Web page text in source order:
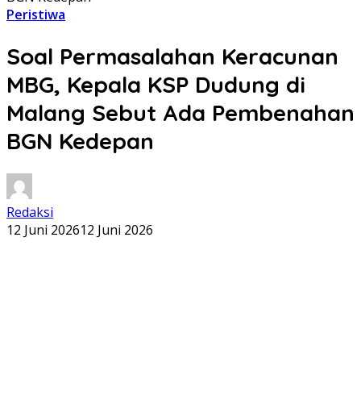
Peristiwa
Soal Permasalahan Keracunan
MBG, Kepala KSP Dudung di
Malang Sebut Ada Pembenahan
BGN Kedepan
Redaksi
12 Juni 202612 Juni 2026